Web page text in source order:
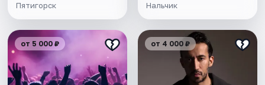
Пятигорск Нальчик
от 5 000 ₽ от 4 000 ₽